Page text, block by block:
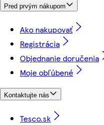
Pred prvým nákupom
Ako nakupovať
Registrácia
Objednanie doručenia
Moje obľúbené
Kontaktujte nás
Tesco.sk